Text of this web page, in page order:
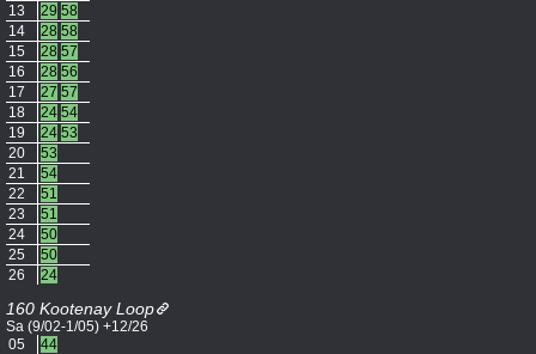
13
29 58
14
28 58
15
28 57
16
28 56
17
27 57
18
24 54
19
24 53
20
53
21
54
22
51
23
51
24
50
25
50
26
24
160 Kootenay Loop
Sa (9/02-1/05) +12/26
05
44